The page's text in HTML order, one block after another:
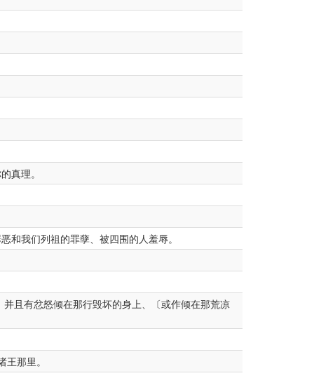
真理。
和我们列祖的罪孽、被四围的人羞辱。
且有忿怒倾在那行毁坏的身上、〔或作倾在那荒凉
那里。